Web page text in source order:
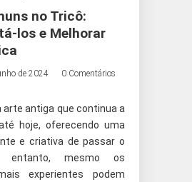
no Tricô:
los e Melhorar
de 2024
0 Comentários
arte antiga que continua a
hoje, oferecendo uma
e criativa de passar o
entanto, mesmo os
experientes podem